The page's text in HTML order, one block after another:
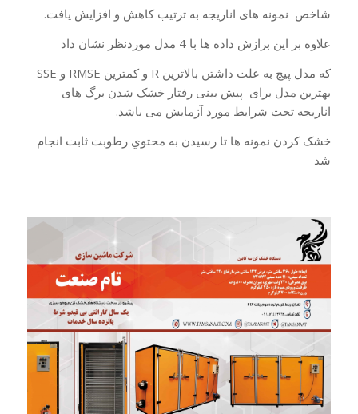
شاخص نمونه هاى اناریجه به ترتیب کاهش و افزایش یافت.
علاوه بر این برازش داده ها با 4 مدل موردنظر نشان داد
که مدل پیچ به علت داشتن بالاترین R و کمترین RMSE و SSE
بهترین مدل براى پیش بینى رفتار خشک شدن برگ هاى
اناریجه تحت شرایط مورد آزمایش مى باشد.
خشک کردن نمونه ها تا رسیدن به محتوي رطوبت ثابت انجام
شد